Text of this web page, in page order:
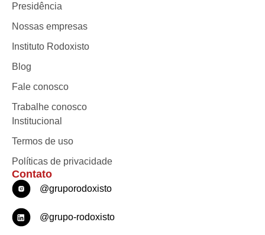
Presidência
Nossas empresas
Instituto Rodoxisto
Blog
Fale conosco
Trabalhe conosco
Institucional
Termos de uso
Políticas de privacidade
Contato
@gruporodoxisto
@grupo-rodoxisto